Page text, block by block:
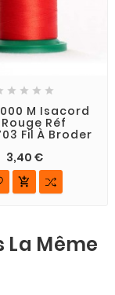
   
M Isacord
Réf
Fil À Broder
3,40 €

La Même